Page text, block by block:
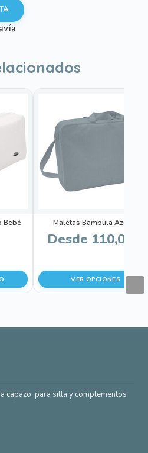
Bebé Maletas Bambula Azulón
Desde 110,00
VER OPCIONES
múltiples
variantes.
Las
opciones
elegir
página
de
capazo, para silla y complementos